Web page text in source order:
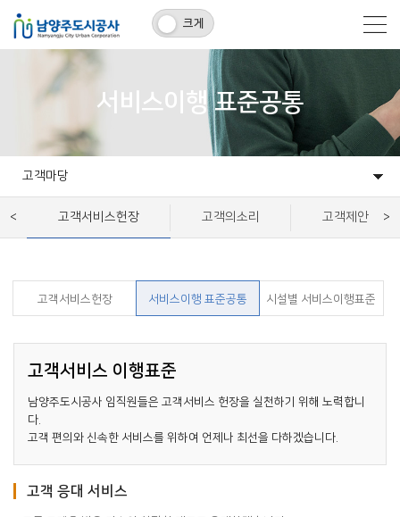
크게
서비스이행 표준공통
고객마당
고객마당
알림마당
개발사업
시설운영사업
정보공유
공사소개고객서비스헌장 고객의소리 고객제안
고객서비스헌장 서비스이행 표준공통 시설별 서비스이행표준
고객서비스 이행표준
남양주도시공사 임직원들은 고객서비스 헌장을 실천하기 위해 노력합니
다.
고객 편의와 신속한 서비스를 위하여 언제나 최선을 다하겠습니다.
고객 응대 서비스